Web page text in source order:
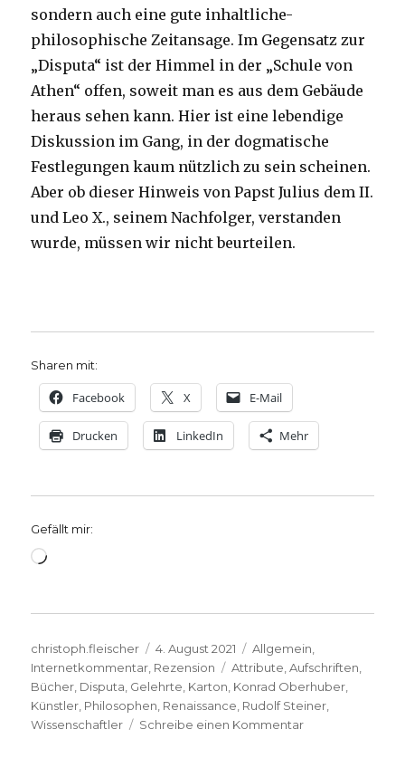
sondern auch eine gute inhaltliche-
philosophische Zeitansage. Im Gegensatz zur
„Disputa“ ist der Himmel in der „Schule von
Athen“ offen, soweit man es aus dem Gebäude
heraus sehen kann. Hier ist eine lebendige
Diskussion im Gang, in der dogmatische
Festlegungen kaum nützlich zu sein scheinen.
Aber ob dieser Hinweis von Papst Julius dem II.
und Leo X., seinem Nachfolger, verstanden
wurde, müssen wir nicht beurteilen.
Sharen mit:
Facebook X E-Mail
Drucken LinkedIn Mehr
Gefällt mir:
Wird
Autor
christoph.fleischer
Veröffentlicht
am
4. August 2021 Kategorien
Allgemein,
Internetkommentar, Rezension Schlagwörter
Attribute,Aufschriften,
Bücher, Disputa, Gelehrte, Karton, Konrad Oberhuber,
Künstler, Philosophen, Renaissance, Rudolf Steiner,
Wissenschaftler
Schreibe einen Kommentarzu